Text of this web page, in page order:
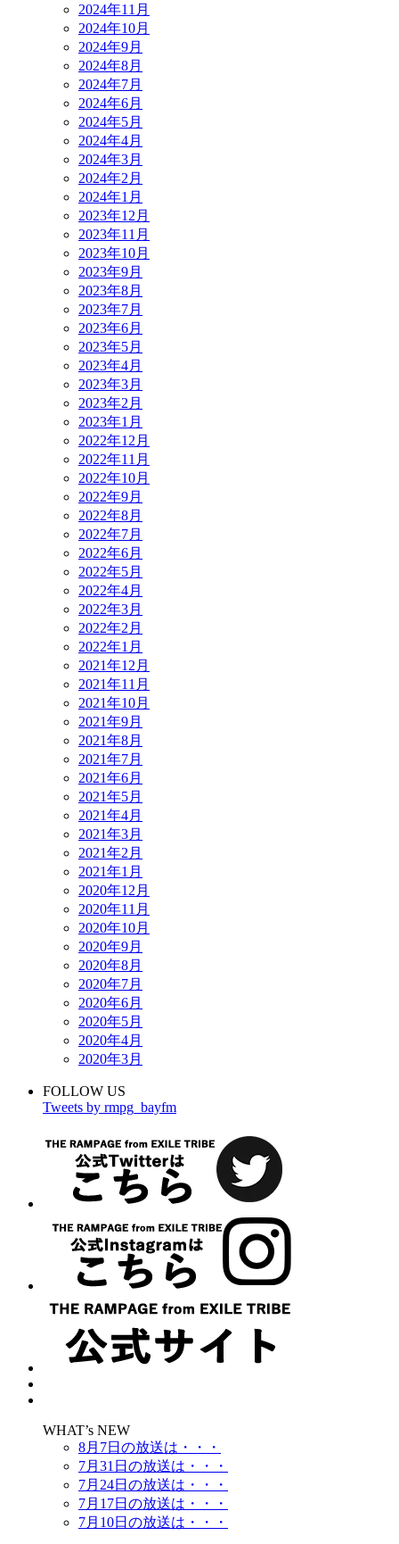
2024年11月
2024年10月
2024年9月
2024年8月
2024年7月
2024年6月
2024年5月
2024年4月
2024年3月
2024年2月
2024年1月
2023年12月
2023年11月
2023年10月
2023年9月
2023年8月
2023年7月
2023年6月
2023年5月
2023年4月
2023年3月
2023年2月
2023年1月
2022年12月
2022年11月
2022年10月
2022年9月
2022年8月
2022年7月
2022年6月
2022年5月
2022年4月
2022年3月
2022年2月
2022年1月
2021年12月
2021年11月
2021年10月
2021年9月
2021年8月
2021年7月
2021年6月
2021年5月
2021年4月
2021年3月
2021年2月
2021年1月
2020年12月
2020年11月
2020年10月
2020年9月
2020年8月
2020年7月
2020年6月
2020年5月
2020年4月
2020年3月
FOLLOW US
Tweets by rmpg_bayfm
WHAT’s NEW
8月7日の放送は・・・
7月31日の放送は・・・
7月24日の放送は・・・
7月17日の放送は・・・
7月10日の放送は・・・